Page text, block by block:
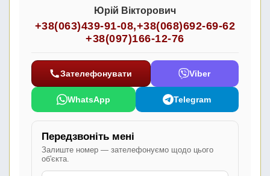
Юрій Вікторович
+38(063)439-91-08,+38(068)692-69-62
+38(097)166-12-76
Зателефонувати Viber
WhatsApp Telegram
Передзвоніть мені
Залиште номер — зателефонуємо щодо цього
об'єкта.